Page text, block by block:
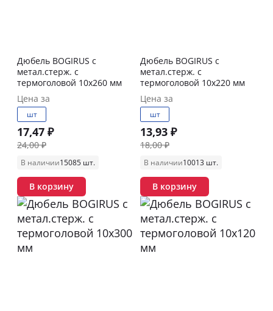
Дюбель BOGIRUS с
метал.стерж. с
термоголовой 10х260 мм
Цена за
шт
17,47 ₽
24,00 ₽
В наличии15085 шт.
В корзину
Дюбель BOGIRUS с
метал.стерж. с
термоголовой 10х220 мм
Цена за
шт
13,93 ₽
18,00 ₽
В наличии10013 шт.
В корзину